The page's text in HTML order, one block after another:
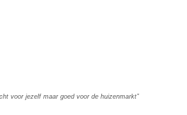
voor jezelf maar goed voor de huizenmarkt”